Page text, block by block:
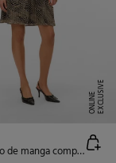
E
X
C
L
U
SI
V
E
O
N
LI
N
E
Vestido curto de manga comprida